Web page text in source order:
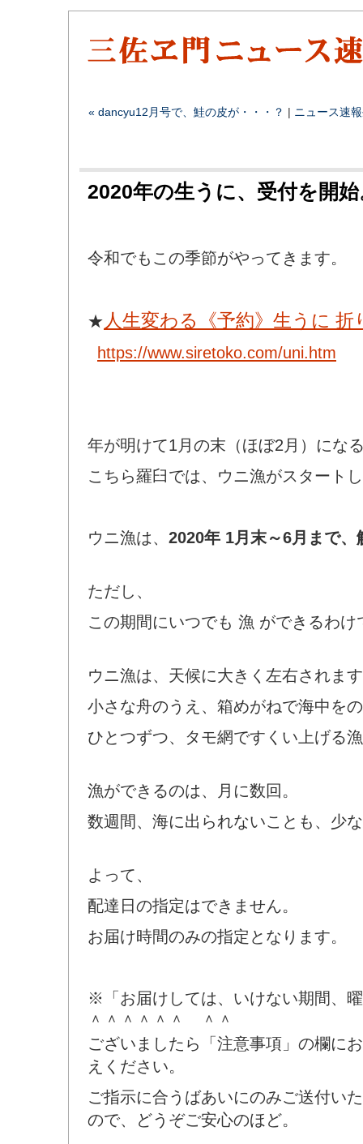
« dancyu12月号で、鮭の皮が・・・？ | ニュース速報
2020年の生うに、受付を開始
令和でもこの季節がやってきます。
★人生変わる《予約》生うに 折
https://www.siretoko.com/uni.htm
年が明けて1月の末（ほぼ2月）にな
こちら羅臼では、ウニ漁がスタート
ウニ漁は、 2020年 1月末～6月まで、
ただし、
この期間にいつでも 漁 ができるわけ
ウニ漁は、天候に大きく左右されま
小さな舟のうえ、箱めがねで海中を
ひとつずつ、タモ網ですくい上げる
漁ができるのは、月に数回。
数週間、海に出られないことも、少
よって、
配達日の指定はできません。
お届け時間のみの指定となります。
※「お届けしては、いけない期間、
＾＾＾＾＾＾ ＾＾
ございましたら「注意事項」の欄に
えください。
ご指示に合うばあいにのみご送付い
ので、どうぞご安心のほど。